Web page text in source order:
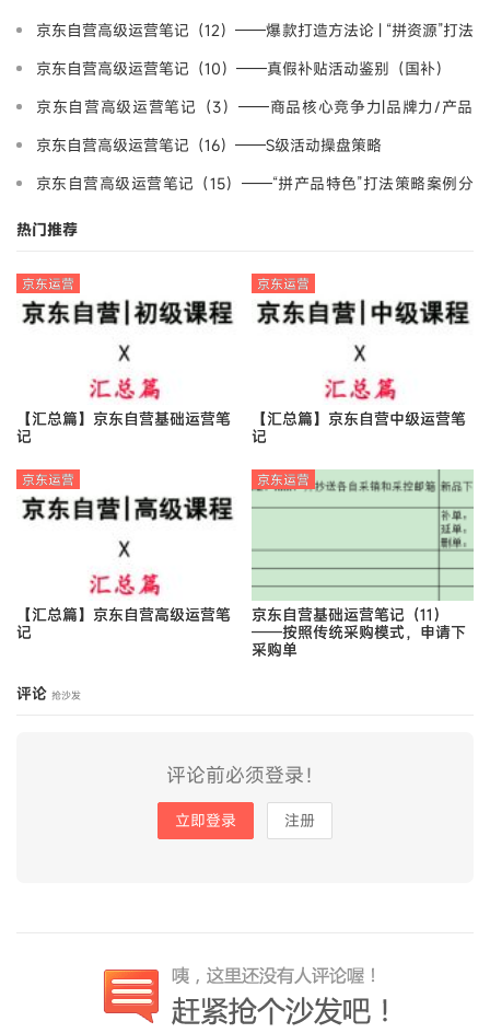
京东自营高级运营笔记（12）——爆款打造方法论 | “拼资源”打法
策略案例分享-野路子
京东自营高级运营笔记（10）——真假补贴活动鉴别（国补）
京东自营高级运营笔记（3）——商品核心竞争力|品牌力/产品
力/营销力
京东自营高级运营笔记（16）——S级活动操盘策略
京东自营高级运营笔记（15）——“拼产品特色”打法策略案例分
热门推荐
【汇总篇】京东自营基础运营笔
记
京东运营
【汇总篇】京东自营中级运营笔
记
京东运营
【汇总篇】京东自营高级运营笔
记
京东运营
京东自营基础运营笔记（11）
——按照传统采购模式，申请下
采购单
京东运营
评论 抢沙发
评论前必须登录！
立即登录 注册